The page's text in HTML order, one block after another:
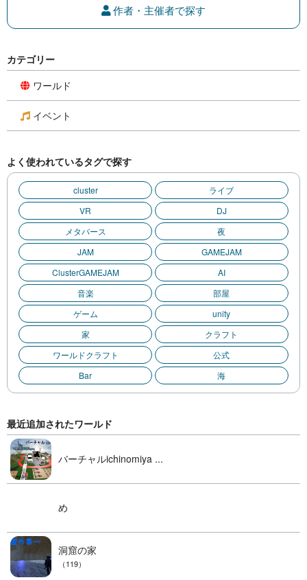
作者・主催者で探す
カテゴリー
ワールド
イベント
よく使われているタグで探す
cluster
ライブ
VR
DJ
メタバース
夜
JAM
GAMEJAM
ClusterGAMEJAM
AI
音楽
部屋
ゲーム
unity
家
クラフト
ワールドクラフト
公式
Bar
海
最近追加されたワールド
バーチャルichinomiya ...
め
洞窟の家
（119）